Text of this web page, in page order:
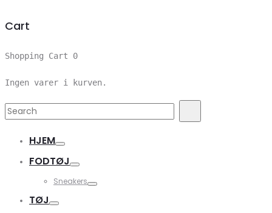
Cart
Shopping Cart 0
Ingen varer i kurven.
Search
HJEM
FODTØJ
Sneakers
TØJ